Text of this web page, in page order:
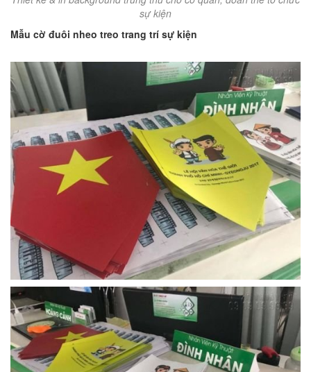
sự kiện
Mẫu cờ đuôi nheo treo trang trí sự kiện